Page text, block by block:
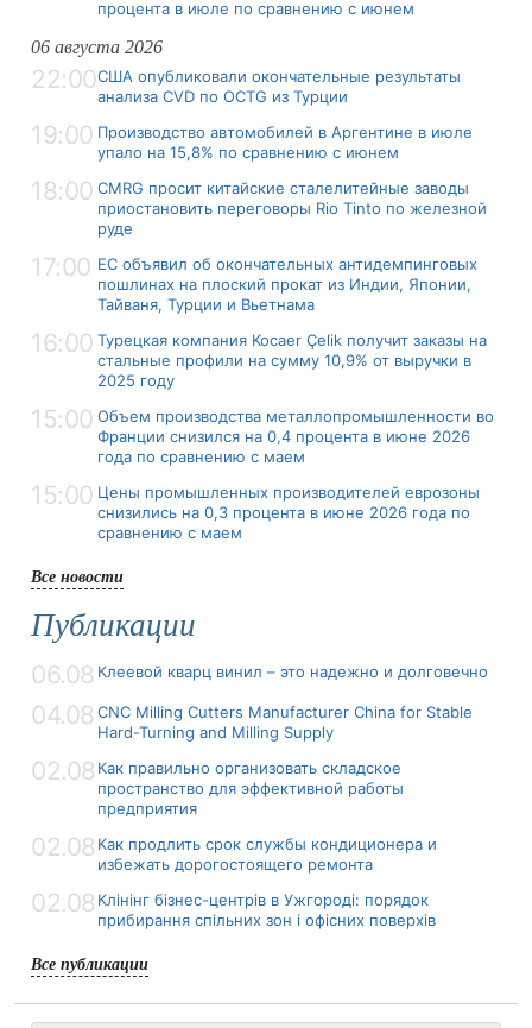
процента в июле по сравнению с июнем
06 августа 2026
22:00США опубликовали окончательные результаты
анализа CVD по OCTG из Турции
19:00 Производство автомобилей в Аргентине в июле
упало на 15,8% по сравнению с июнем
18:00 CMRG просит китайские сталелитейные заводы
приостановить переговоры Rio Tinto по железной
руде
17:00 ЕС объявил об окончательных антидемпинговых
пошлинах на плоский прокат из Индии, Японии,
Тайваня, Турции и Вьетнама
16:00 Турецкая компания Kocaer Çelik получит заказы на
стальные профили на сумму 10,9% от выручки в
2025 году
15:00 Объем производства металлопромышленности во
Франции снизился на 0,4 процента в июне 2026
года по сравнению с маем
15:00 Цены промышленных производителей еврозоны
снизились на 0,3 процента в июне 2026 года по
сравнению с маем
Все новости
Публикации
06.08 Клеевой кварц винил – это надежно и долговечно
04.08 CNC Milling Cutters Manufacturer China for Stable
Hard-Turning and Milling Supply
02.08 Как правильно организовать складское
пространство для эффективной работы
предприятия
02.08 Как продлить срок службы кондиционера и
избежать дорогостоящего ремонта
02.08 Клінінг бізнес-центрів в Ужгороді: порядок
прибирання спільних зон і офісних поверхів
Все публикации